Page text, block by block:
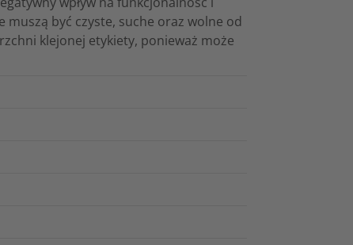
muszą być czyste, suche oraz wolne od
klejonej etykiety, ponieważ może